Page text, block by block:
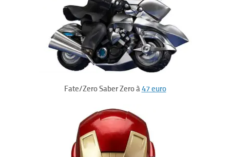
Fate/Zero Saber Zero à47 euro